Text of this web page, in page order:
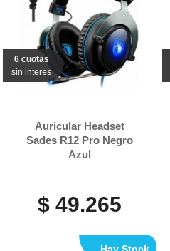
6 cuotas
sin interes
Auricular Headset
Sades R12 Pro Negro
Azul
$ 49.265